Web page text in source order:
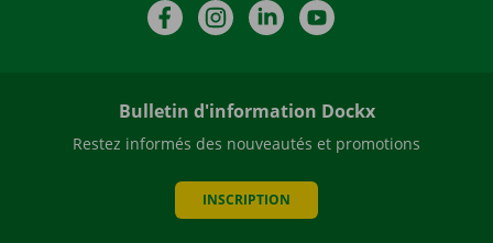
FacebookInstagramLinkedIn
Bulletin d'information Dockx
Restez informés des nouveautés et promotions
INSCRIPTION